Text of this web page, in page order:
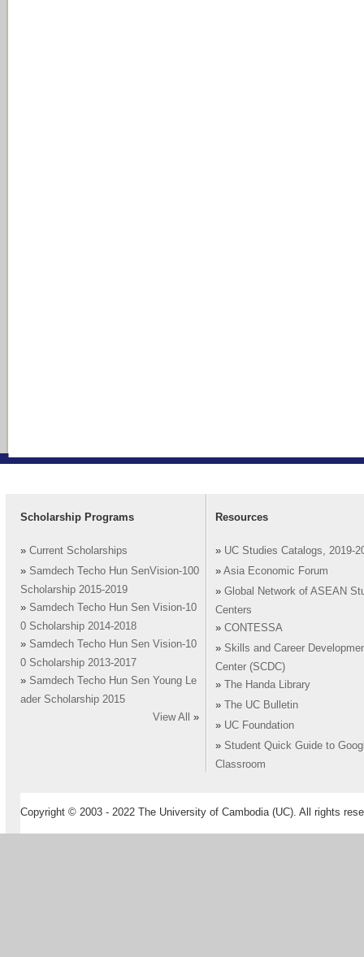
Scholarship Programs
» Current Scholarships
» Samdech Techo Hun SenVision-100
Scholarship 2015-2019
» Samdech Techo Hun Sen Vision-10
0 Scholarship 2014-2018
» Samdech Techo Hun Sen Vision-10
0 Scholarship 2013-2017
» Samdech Techo Hun Sen Young Le
ader Scholarship 2015
View All
»
Resources
» UC Studies Catalogs, 2019-
» Asia Economic Forum
» Global Network of ASEAN
Centers
» CONTESSA
» Skills and Career
Center (SCDC)
»
The Handa Library
»
The UC Bulletin
» UC Foundation
» Student Quick Guide to
Classroom
Copyright © 2003 - 2022 The University of Cambodia (UC). All rights